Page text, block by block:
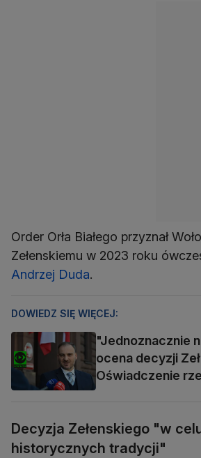
Order Orła Białego przyznał
Zełenskiemu w 2023 roku
Andrzej Duda.
DOWIEDZ SIĘ WIĘCEJ:
"Jednoznacznie
ocena decyzji
Oświadczenie
Decyzja Zełenskiego "w
historycznych tradycji"